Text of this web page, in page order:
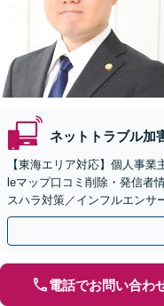
ネットトラブル加
【東海エリア対応】個人事
leマップ口コミ削除・発信者
スハラ対策／インフルエンサ
の加害者側対応も得意
電話でお問い合わ